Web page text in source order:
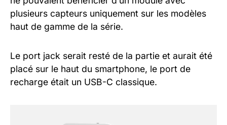
plusieurs capteurs uniquement sur les modèles
haut de gamme de la série.
Le port jack serait resté de la partie et aurait été
placé sur le haut du smartphone, le port de
recharge était un USB-C classique.